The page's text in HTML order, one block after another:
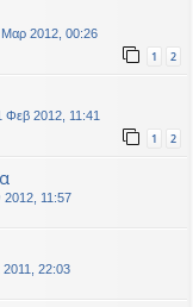
Μαρ 2012, 00:26
1 2
Φεβ 2012, 11:41
1 2
2012, 11:57
2011, 22:03